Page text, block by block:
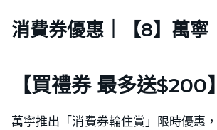
消費券優惠｜【8】萬寧
【買禮券 最多送$200】
萬寧推出「消費券輪住賞」限時優惠